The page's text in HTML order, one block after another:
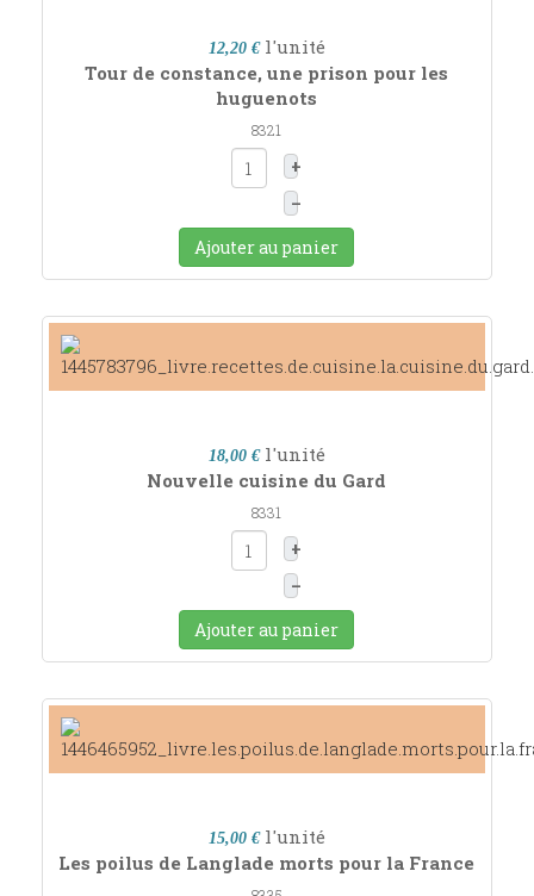
12,20 € l'unité
Tour de constance, une prison pour les
huguenots
8321
+
–
Ajouter au panier
18,00 € l'unité
Nouvelle cuisine du Gard
8331
+
–
Ajouter au panier
15,00 € l'unité
Les poilus de Langlade morts pour la France